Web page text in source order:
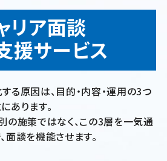
リア面談
援サービス
る原因は、目的・内容・運用の3つ
あります。
の施策ではなく、この3層を一気通
面談を機能させます。